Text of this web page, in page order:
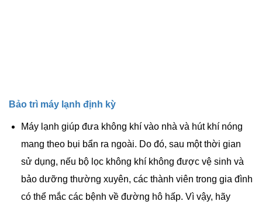
Bảo trì máy lạnh định kỳ
Máy lạnh giúp đưa không khí vào nhà và hút khí nóng
mang theo bụi bẩn ra ngoài. Do đó, sau một thời gian
sử dụng, nếu bộ lọc không khí không được vệ sinh và
bảo dưỡng thường xuyên, các thành viên trong gia đình
có thể mắc các bệnh về đường hô hấp. Vì vậy, hãy